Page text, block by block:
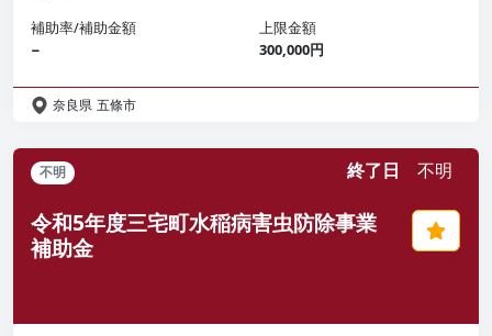
補助率/補助金額
−
上限金額
300,000円
奈良県 五條市
不明 終了日 不明
令和5年度三宅町水稲病害虫防除事業
補助金